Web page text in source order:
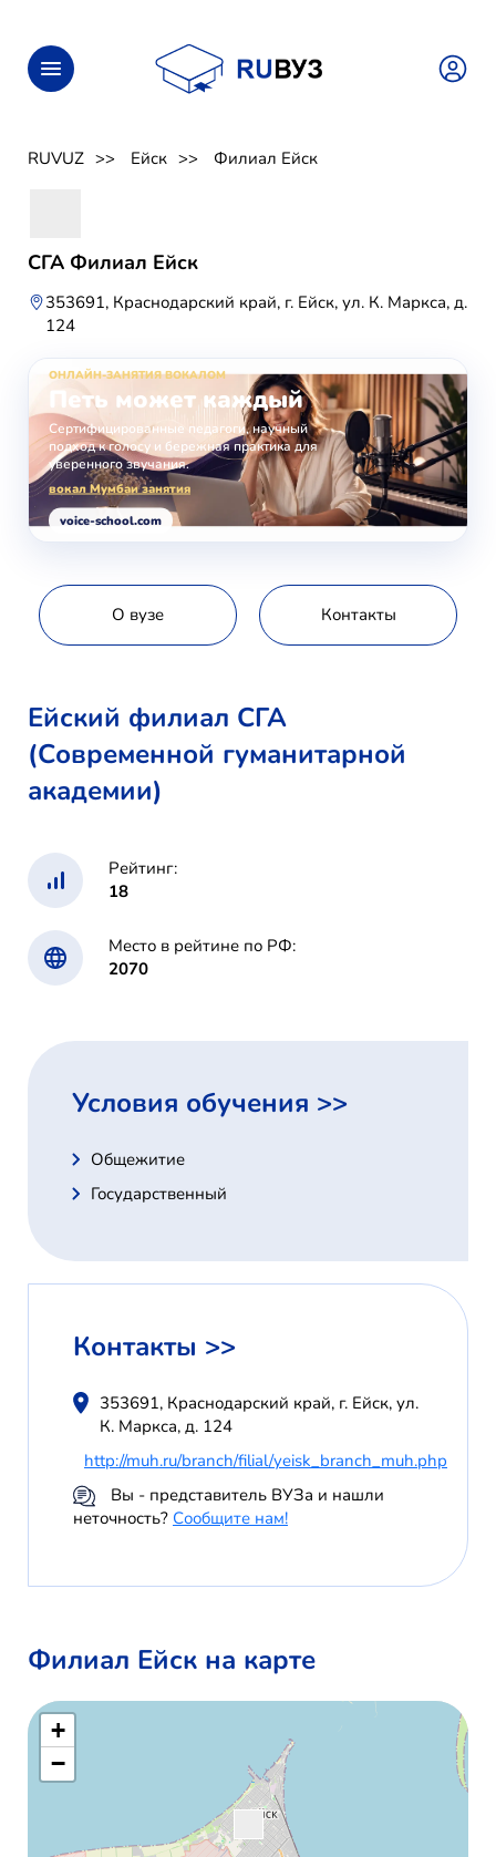
RUVUZ Ейск Филиал Ейск
СГА Филиал Ейск
353691, Краснодарский край, г. Ейск, ул. К. Маркса, д.
124
ОНЛАЙН-ЗАНЯТИЯ ВОКАЛОМ
Петь может каждый
Сертифицированные педагоги, научный
подход к голосу и бережная практика для
уверенного звучания.
вокал Мумбаи занятия
voice-school.com
О вузе Контакты
Ейский филиал СГА
(Современной гуманитарной
академии)
Рейтинг:
18
Место в рейтине по РФ:
2070
Условия обучения >>
Общежитие
Государственный
Контакты >>
353691, Краснодарский край, г. Ейск, ул.
К. Маркса, д. 124
http://muh.ru/branch/filial/yeisk_branch_muh.php
Вы - представитель ВУЗа и нашли
неточность? Сообщите нам!
Филиал Ейск на карте
+
−